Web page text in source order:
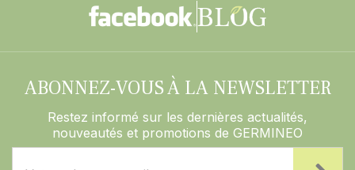
ABONNEZ-VOUS À LA NEWSLETTER
Restez informé sur les dernières actualités,
nouveautés et promotions de GERMINEO